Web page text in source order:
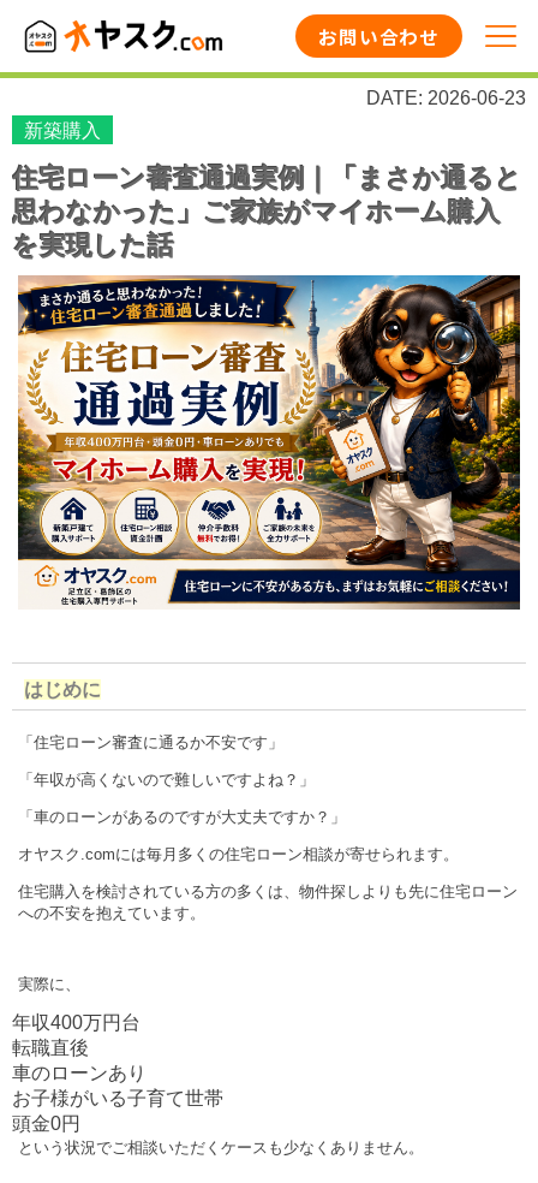
お問い合わせ
DATE: 2026-06-23
新築購入
住宅ローン審査通過実例｜「まさか通ると
思わなかった」ご家族がマイホーム購入
を実現した話
はじめに
「住宅ローン審査に通るか不安です」
「年収が高くないので難しいですよね？」
「車のローンがあるのですが大丈夫ですか？」
オヤスク.comには毎月多くの住宅ローン相談が寄せられます。
住宅購入を検討されている方の多くは、物件探しよりも先に住宅ローン
への不安を抱えています。
実際に、
年収400万円台
転職直後
車のローンあり
お子様がいる子育て世帯
頭金0円
という状況でご相談いただくケースも少なくありません。